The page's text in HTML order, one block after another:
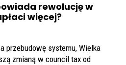
rewolucję w
więcej?
przebudowę systemu, Wielka
zmianą w council tax od